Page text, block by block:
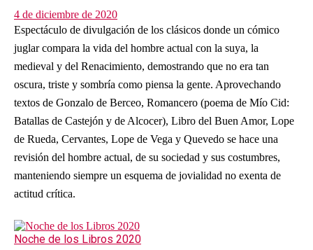
4 de diciembre de 2020
Espectáculo de divulgación de los clásicos donde un cómico
juglar compara la vida del hombre actual con la suya, la
medieval y del Renacimiento, demostrando que no era tan
oscura, triste y sombría como piensa la gente. Aprovechando
textos de Gonzalo de Berceo, Romancero (poema de Mío Cid:
Batallas de Castejón y de Alcocer), Libro del Buen Amor, Lope
de Rueda, Cervantes, Lope de Vega y Quevedo se hace una
revisión del hombre actual, de su sociedad y sus costumbres,
manteniendo siempre un esquema de jovialidad no exenta de
actitud crítica.
Noche de los Libros 2020